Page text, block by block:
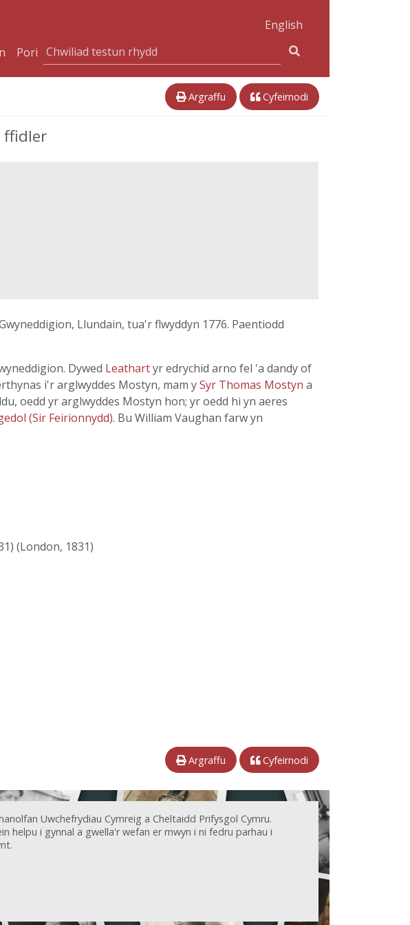
English
Pori
Argraffu Cyfeirnodi
ffidler
Llundain, tua'r flwyddyn 1776. Paentiodd
Dywed Leathartyr edrychid arno fel 'a dandy of
i'r arglwyddes Mostyn, mam ySyr Thomas Mostyn a
oedd yr arglwyddes Mostyn hon; yr oedd hi yn aeres
(Sir Feirionnydd). Bu William Vaughan farw yn
(London, 1831)
Argraffu Cyfeirnodi
Uwchefrydiau Cymreig a Cheltaidd Prifysgol Cymru.
helpu i gynnal a gwella'r wefan er mwyn i ni fedru parhau i